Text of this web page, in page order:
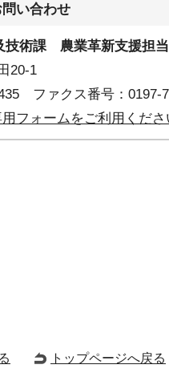
問い合わせ
技術課農業革新支援担当
20-1
ファクス番号：0197-
フォームをご利用くださ
トップページへ戻る